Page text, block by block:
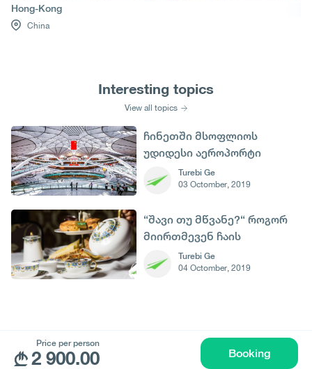
Price per person
2 900.00 Booking
Hong-Kong
China
Interesting topics
View all topics
ჩინეთში მსოფლიოს
უდიდესი აეროპორტი
გაიხსნაTurebi Ge
03 Octomber, 2019
“შავი თუ მწვანე?“ როგორ
მიირთმევენ ჩაის
სხვადასხვა ქვეყნებში
Turebi Ge
04 Octomber, 2019
© All rights reserved 2026 - დამზადებულია
-ის მიერ